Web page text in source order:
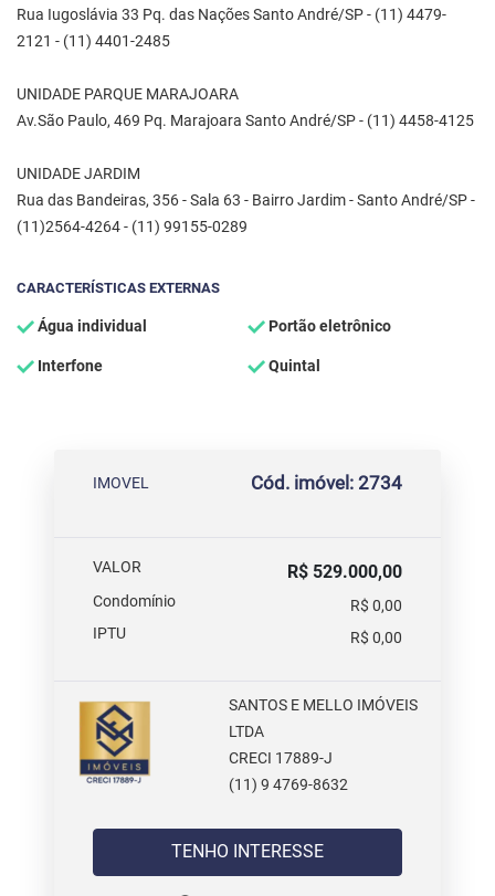
Rua Iugoslávia 33 Pq. das Nações Santo André/SP - (11) 4479-
2121 - (11) 4401-2485
UNIDADE PARQUE MARAJOARA
Av.São Paulo, 469 Pq. Marajoara Santo André/SP - (11) 4458-4125
UNIDADE JARDIM
Rua das Bandeiras, 356 - Sala 63 - Bairro Jardim - Santo André/SP -
(11)2564-4264 - (11) 99155-0289
CARACTERÍSTICAS EXTERNAS
Água individual Portão eletrônico
Interfone Quintal
IMOVEL Cód. imóvel: 2734
VALOR R$ 529.000,00
Condomínio
R$ 0,00
IPTU
R$ 0,00
SANTOS E MELLO IMÓVEIS
LTDA
CRECI 17889-J
(11) 9 4769-8632
TENHO INTERESSE